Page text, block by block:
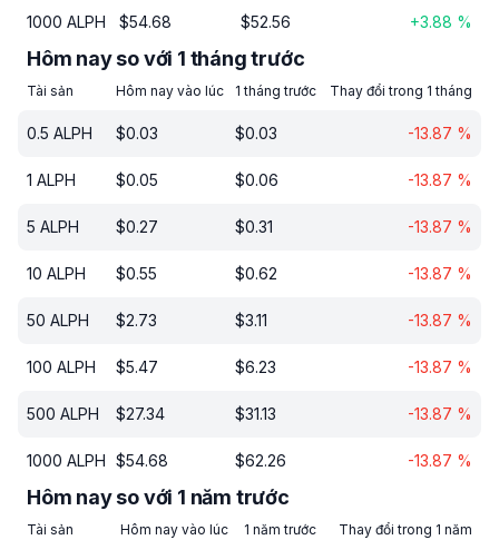
1000 ALPH $54.68 $52.56 +3.88 %
Hôm nay so với 1 tháng trước
Tài sản Hôm nay vào lúc 1 tháng trước Thay đổi trong 1 tháng
0.5 ALPH $0.03 $0.03 -13.87 %
1 ALPH $0.05 $0.06 -13.87 %
5 ALPH $0.27 $0.31 -13.87 %
10 ALPH $0.55 $0.62 -13.87 %
50 ALPH $2.73 $3.11 -13.87 %
100 ALPH $5.47 $6.23 -13.87 %
500 ALPH $27.34 $31.13 -13.87 %
1000 ALPH $54.68 $62.26 -13.87 %
Hôm nay so với 1 năm trước
Tài sản Hôm nay vào lúc 1 năm trước Thay đổi trong 1 năm